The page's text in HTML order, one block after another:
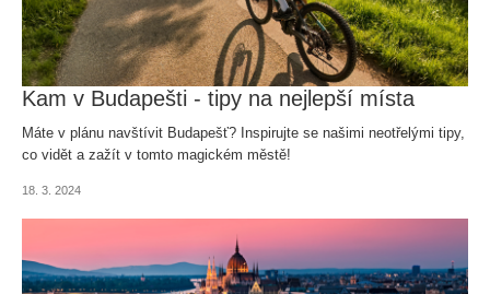
Kam v Budapešti - tipy na nejlepší místa
Máte v plánu navštívit Budapešť? Inspirujte se našimi neotřelými tipy,
co vidět a zažít v tomto magickém městě!
18. 3. 2024